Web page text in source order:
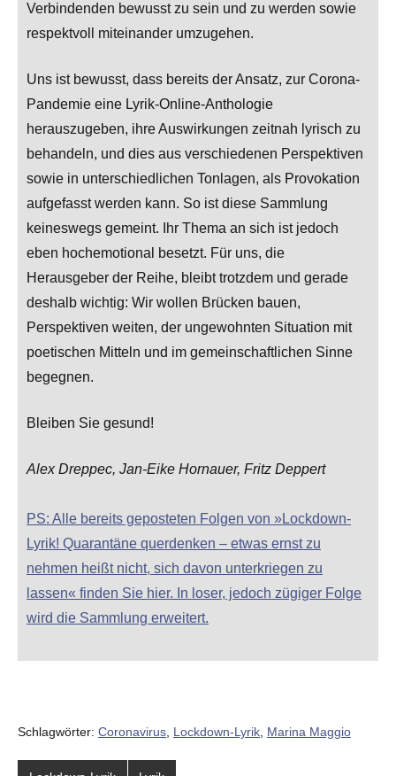
Verbindenden bewusst zu sein und zu werden sowie
respektvoll miteinander umzugehen.
Uns ist bewusst, dass bereits der Ansatz, zur Corona-
Pandemie eine Lyrik-Online-Anthologie
herauszugeben, ihre Auswirkungen zeitnah lyrisch zu
behandeln, und dies aus verschiedenen Perspektiven
sowie in unterschiedlichen Tonlagen, als Provokation
aufgefasst werden kann. So ist diese Sammlung
keineswegs gemeint. Ihr Thema an sich ist jedoch
eben hochemotional besetzt. Für uns, die
Herausgeber der Reihe, bleibt trotzdem und gerade
deshalb wichtig: Wir wollen Brücken bauen,
Perspektiven weiten, der ungewohnten Situation mit
poetischen Mitteln und im gemeinschaftlichen Sinne
begegnen.
Bleiben Sie gesund!
Alex Dreppec, Jan-Eike Hornauer, Fritz Deppert
PS: Alle bereits geposteten Folgen von »Lockdown-
Lyrik! Quarantäne querdenken – etwas ernst zu
nehmen heißt nicht, sich davon unterkriegen zu
lassen« finden Sie hier. In loser, jedoch zügiger Folge
wird die Sammlung erweitert.
Schlagwörter: Coronavirus Lockdown-Lyrik Marina Maggio